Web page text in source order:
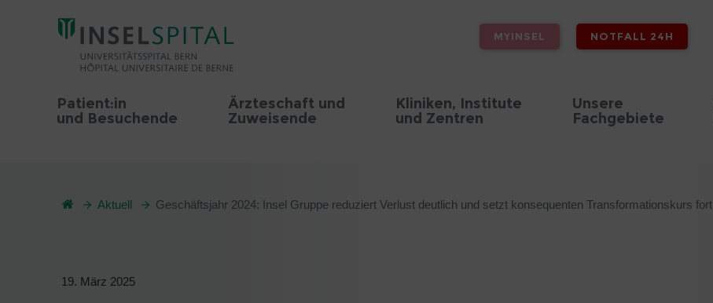
MYINSEL NOTFALL 24H
Patient:in
und Besuchende
Ärzteschaft und
Zuweisende
Kliniken, Institute
und Zentren
Unsere
Fachgebiete
Aktuell Geschäftsjahr 2024: Insel Gruppe reduziert Verlust deutlich und setzt konsequenten Transformationskurs fort
19. März 2025